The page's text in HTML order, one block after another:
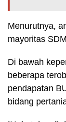
Menurutnya,
mayoritas
Di bawah
beberapa
pendapatan
bidang